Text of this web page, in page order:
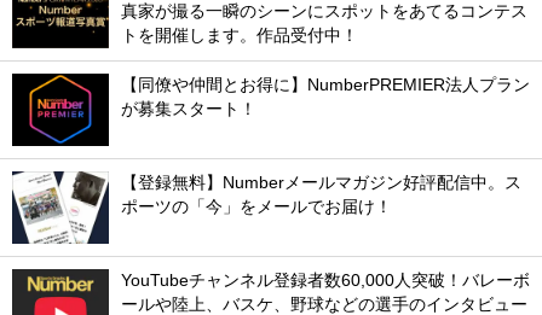
真家が撮る一瞬のシーンにスポットをあてるコンテス
トを開催します。作品受付中！
【同僚や仲間とお得に】NumberPREMIER法人プラン
が募集スタート！
【登録無料】Numberメールマガジン好評配信中。ス
ポーツの「今」をメールでお届け！
YouTubeチャンネル登録者数60,000人突破！バレーボ
ールや陸上、バスケ、野球などの選手のインタビュー